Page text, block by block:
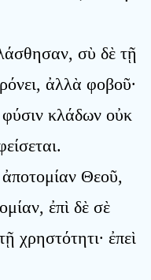
σὺ δὲ τῇ
ἀλλὰ φοβοῦ·
κλάδων οὐκ
Θεοῦ,
ἐπὶ δὲ σὲ
χρηστότητι· ἐπεὶ